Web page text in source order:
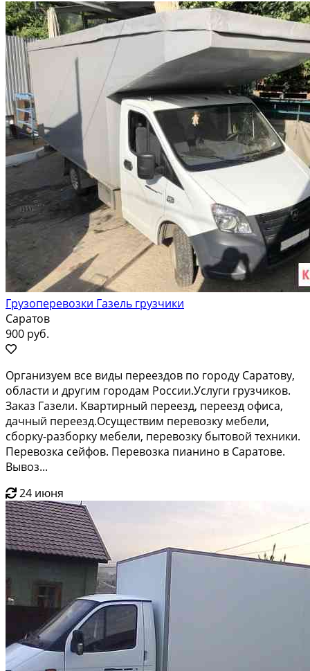
Грузоперевозки Газель грузчики
Саратов
900 руб.
Организуем все виды переездов по городу Саратову,
области и другим городам России.Услуги грузчиков.
Заказ Газели. Квартирный переезд, переезд офиса,
дачный переезд.Осуществим перевозку мебели,
сборку-разборку мебели, перевозку бытовой техники.
Перевозка сейфов. Перевозка пианино в Саратове.
Вывоз...
24 июня